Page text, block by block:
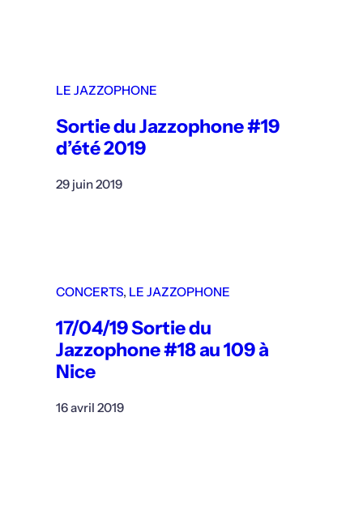
LE JAZZOPHONE
Sortie du Jazzophone #19
d’été 2019
29 juin 2019
CONCERTS, LE JAZZOPHONE
17/04/19 Sortie du
Jazzophone #18 au 109 à
Nice
16 avril 2019